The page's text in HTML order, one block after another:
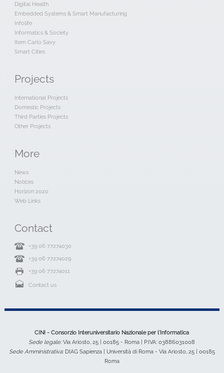
Digital Health
Embedded Systems & Smart Manufacturing
Infolife
Informatics & Society
Item Carlo Savy
Smart Cities
Projects
International Projects
Domestic Projects
Third Parties Projects
Other Projects
More
News
Notices
Horizon 2020
Web Links
Contact
+39 06 77274030
+39 06 77274029
+39 06 77274011
Contact us
CINI - Consorzio Interuniversitario Nazionale per l'Informatica
Sede legale:Via Ariosto, 25 | 00185 - Roma | P.IVA: 03886031008
Sede Amministrativa:DIAG Sapienza | Università di Roma - Via Ariosto, 25 | 00185
Roma